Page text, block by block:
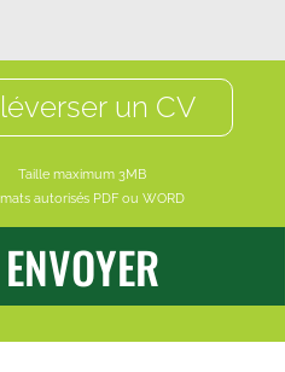
un CV
Taille maximum 3MB
autorisés PDF ou WORD
ENVOYER